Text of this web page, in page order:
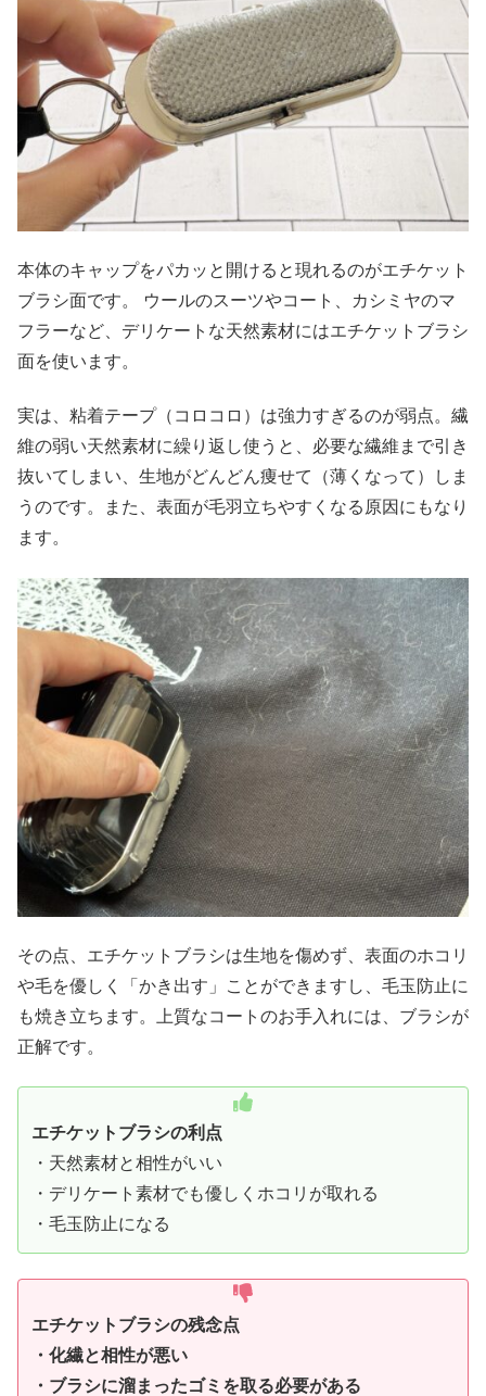
本体のキャップをパカッと開けると現れるのがエチケット
ブラシ面です。 ウールのスーツやコート、カシミヤのマ
フラーなど、デリケートな天然素材にはエチケットブラシ
面を使います。
実は、粘着テープ（コロコロ）は強力すぎるのが弱点。繊
維の弱い天然素材に繰り返し使うと、必要な繊維まで引き
抜いてしまい、生地がどんどん痩せて（薄くなって）しま
うのです。また、表面が毛羽立ちやすくなる原因にもなり
ます。
その点、エチケットブラシは生地を傷めず、表面のホコリ
や毛を優しく「かき出す」ことができますし、毛玉防止に
も焼き立ちます。上質なコートのお手入れには、ブラシが
正解です。
エチケットブラシの利点
・天然素材と相性がいい
・デリケート素材でも優しくホコリが取れる
・毛玉防止になる
エチケットブラシの残念点
・化繊と相性が悪い
・ブラシに溜まったゴミを取る必要がある